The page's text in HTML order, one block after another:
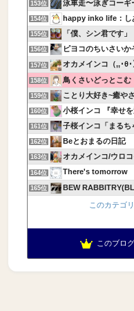
153位 泳車走〜泳ぎコーギー
154位 happy inko life：し
155位 「僕、シン君です」
156位 ピヨコのちいさいか
157位 オカメインコ（,,･θ
158位 鳥くさいどっとこむ
159位 ことり大好き~癒や
160位 小桜インコ 『幸せを
161位 子桜インコ「まるち
162位 Beとおまるの日記
163位 オカメインコ/ウロコイ
164位 There's tomorrow
165位 BEW
このカテゴ
このブロ